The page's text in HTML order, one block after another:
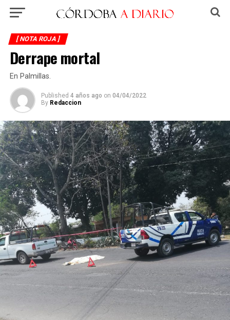
[ NOTA ROJA ]
Derrape mortal
En Palmillas.
Published 4 años ago on 04/04/2022
By Redaccion